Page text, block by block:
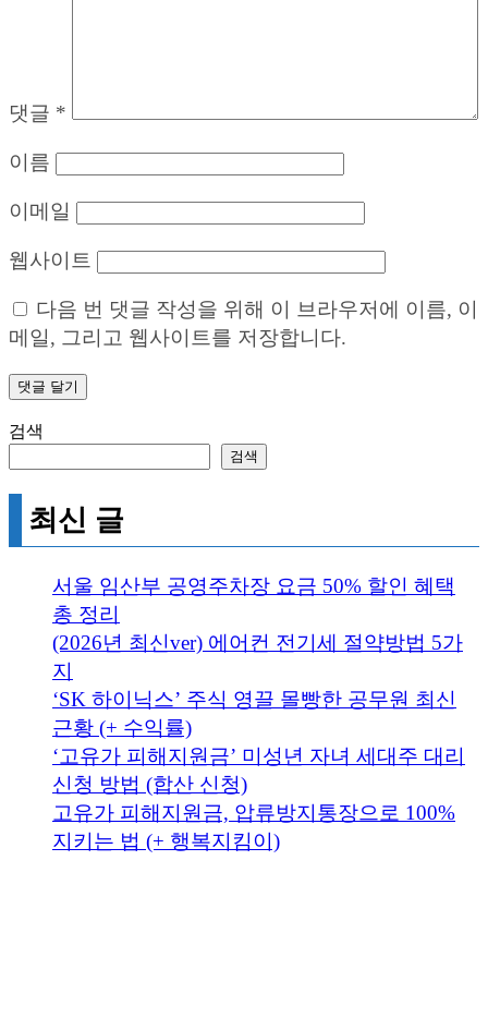
댓글 *
이름
이메일
웹사이트
다음 번 댓글 작성을 위해 이 브라우저에 이름, 이
메일, 그리고 웹사이트를 저장합니다.
검색
검색
최신 글
서울 임산부 공영주차장 요금 50% 할인 혜택
총 정리
(2026년 최신ver) 에어컨 전기세 절약방법 5가
지
‘SK 하이닉스’ 주식 영끌 몰빵한 공무원 최신
근황 (+ 수익률)
‘고유가 피해지원금’ 미성년 자녀 세대주 대리
신청 방법 (합산 신청)
고유가 피해지원금, 압류방지통장으로 100%
지키는 법 (+ 행복지킴이)